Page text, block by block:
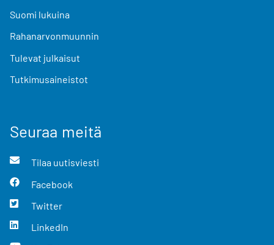
Suomi lukuina
Rahanarvonmuunnin
Tulevat julkaisut
Tutkimusaineistot
Seuraa meitä
Tilaa uutisviesti
Facebook
Twitter
LinkedIn